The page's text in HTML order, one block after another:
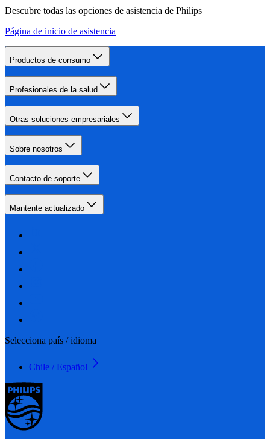
Descubre todas las opciones de asistencia de Philips
Página de inicio de asistencia
Productos de consumo
Profesionales de la salud
Otras soluciones empresariales
Sobre nosotros
Contacto de soporte
Mantente actualizado
Selecciona país / idioma
Chile / Español